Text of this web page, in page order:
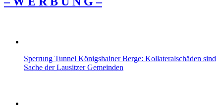
Sperrung Tunnel Königshainer Berge: Kollateralschäden sind
Sache der Lausitzer Gemeinden